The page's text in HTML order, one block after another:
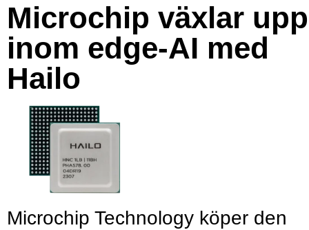
Microchip växlar upp
inom edge-AI med
Hailo
Microchip Technology köper den